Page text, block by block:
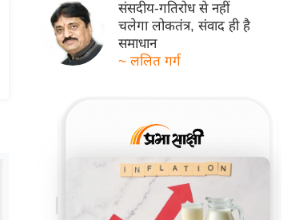
संसदीय-गतिरोध से नहीं
चलेगा लोकतंत्र, संवाद ही है
समाधान
~ ललित गर्ग